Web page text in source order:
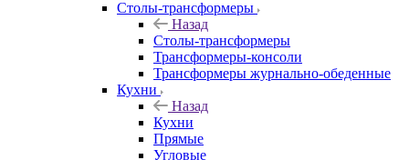
Столы-трансформеры
Назад
Столы-трансформеры
Трансформеры-консоли
Трансформеры журнально-обеденные
Кухни
Назад
Кухни
Прямые
Угловые